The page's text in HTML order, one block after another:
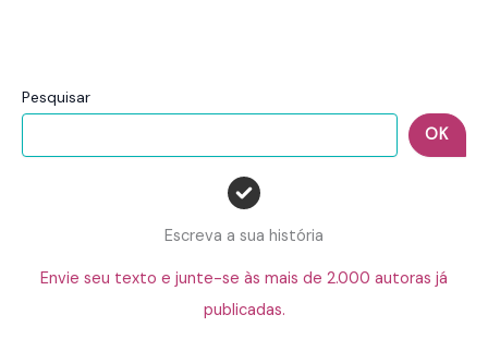
Pesquisar
OK
Escreva a sua história
Envie seu texto e junte-se às mais de 2.000 autoras já
publicadas.